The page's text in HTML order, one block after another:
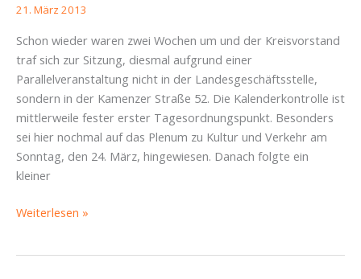
21. März 2013
Schon wieder waren zwei Wochen um und der Kreisvorstand
traf sich zur Sitzung, diesmal aufgrund einer
Parallelveranstaltung nicht in der Landesgeschäftsstelle,
sondern in der Kamenzer Straße 52. Die Kalenderkontrolle ist
mittlerweile fester erster Tagesordnungspunkt. Besonders
sei hier nochmal auf das Plenum zu Kultur und Verkehr am
Sonntag, den 24. März, hingewiesen. Danach folgte ein
kleiner
Zusammenfassung
Weiterlesen »